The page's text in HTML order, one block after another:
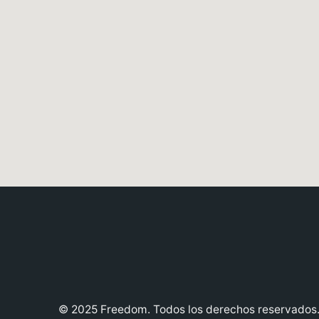
© 2025 Freedom. Todos los derechos reservados.